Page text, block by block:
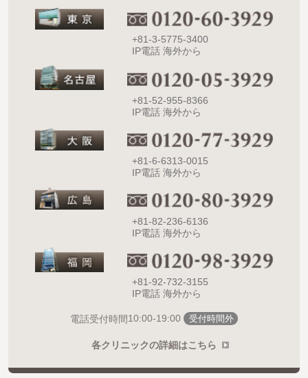
+81-3-5775-3400
IP電話 海外から
+81-52-955-8366
IP電話 海外から
+81-6-6313-0015
IP電話 海外から
+81-82-236-6136
IP電話 海外から
+81-92-732-3155
IP電話 海外から
電話受付時間10:00-19:00 受付時間外
各クリニックの詳細はこちら